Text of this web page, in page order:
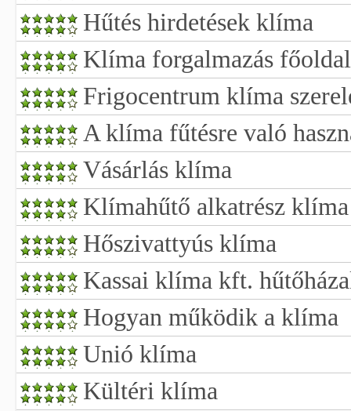
Hűtés hirdetések klíma
Klíma forgalmazás főoldal
Frigocentrum klíma
A klíma fűtésre való
Vásárlás klíma
Klímahűtő alkatrész klíma
Hőszivattyús klíma
Kassai klíma kft.
Hogyan működik a klíma
Unió klíma
Kültéri klíma